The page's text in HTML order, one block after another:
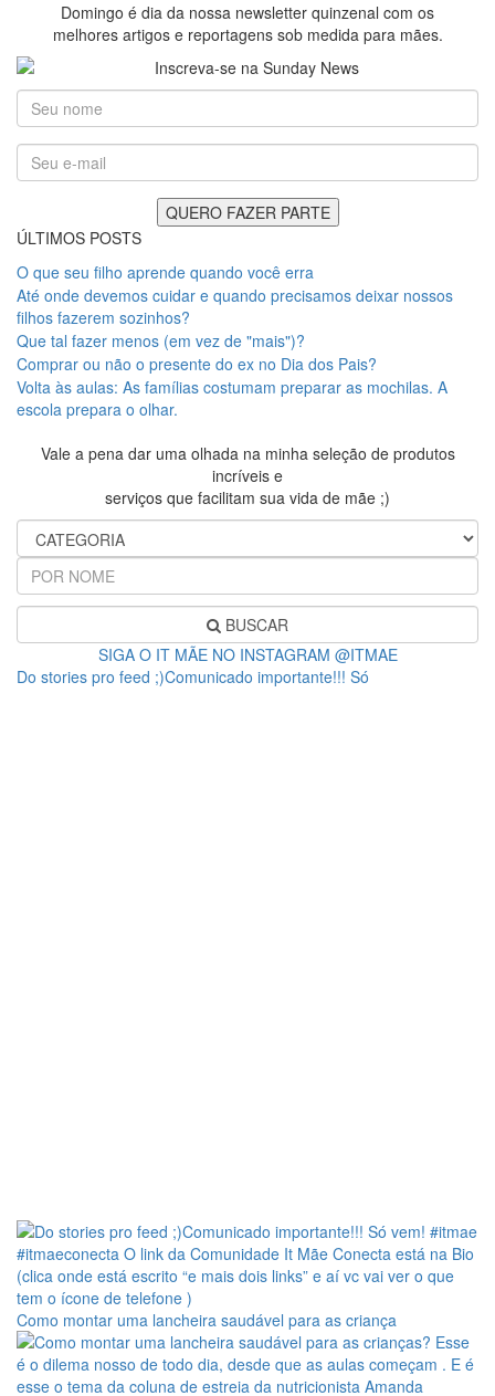
Domingo é dia da nossa newsletter quinzenal com os
melhores artigos e reportagens sob medida para mães.
ÚLTIMOS POSTS
O que seu filho aprende quando você erra
Até onde devemos cuidar e quando precisamos deixar nossos
filhos fazerem sozinhos?
Que tal fazer menos (em vez de "mais")?
Comprar ou não o presente do ex no Dia dos Pais?
Volta às aulas: As famílias costumam preparar as mochilas. A
escola prepara o olhar.
Vale a pena dar uma olhada na minha seleção de produtos
incríveis e
serviços que facilitam sua vida de mãe ;)
BUSCAR
SIGA O IT MÃE NO INSTAGRAM @ITMAE
Do stories pro feed ;)Comunicado importante!!! Só
Como montar uma lancheira saudável para as criança